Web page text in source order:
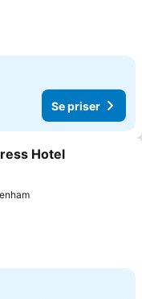
Se priser
favoritter
Hotel